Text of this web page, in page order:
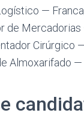
—
de
Cirúrgico
Almoxarifado —